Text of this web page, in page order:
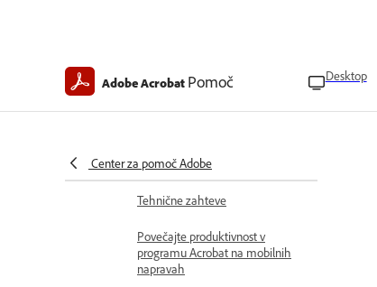
Adobe Acrobat Pomoč Desktop
Center za pomoč Adobe
mobilni napravi
program na mobilni napravi
Tehnične zahteve
Povečajte produktivnost v
programu Acrobat na mobilnih
napravah